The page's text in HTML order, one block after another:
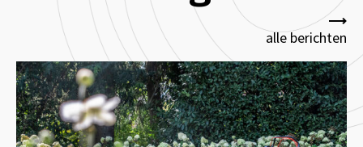
alle berichten